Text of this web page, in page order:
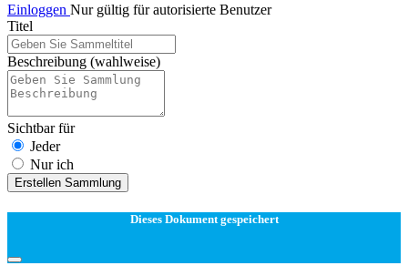
Einloggen Nur gültig für autorisierte Benutzer
Titel
Beschreibung (wahlweise)
Sichtbar für
Jeder
Nur ich
Erstellen Sammlung
Dieses Dokument gespeichert